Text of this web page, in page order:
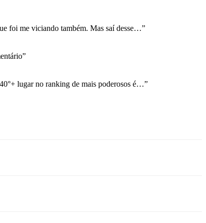
foi me viciando também. Mas saí desse…”
”
lugar no ranking de mais poderosos é…”